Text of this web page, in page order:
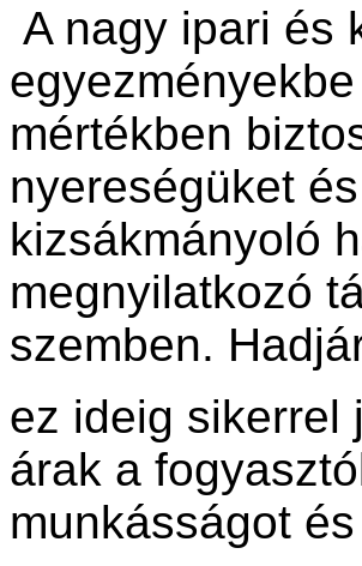
A nagy ipari és
mértékben
nyereségüket
kizsákmányoló
megnyilatkozó
szemben.
ez ideig sikerrel
árak a
munkásságot és